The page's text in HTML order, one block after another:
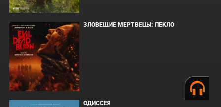
ЗЛОВЕЩИЕ МЕРТВЕЦЫ: ПЕКЛО
ОДИССЕЯ